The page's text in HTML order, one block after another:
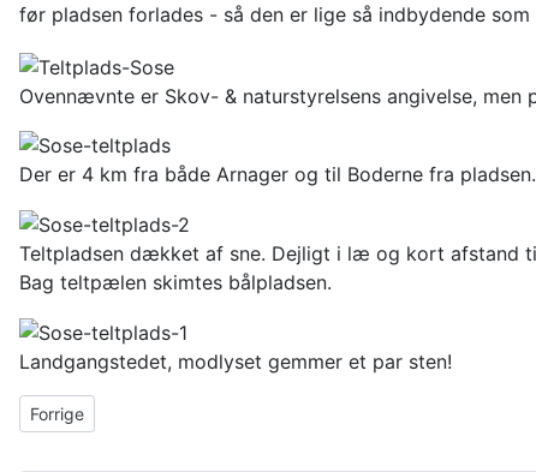
før pladsen forlades - så den er lige så indbydende
Ovennævnte er Skov- & naturstyrelsens angivelse,
Der er 4 km fra både Arnager og til Boderne fra pladsen.
Teltpladsen dækket af sne. Dejligt i læ og kort afstand
Bag teltpælen skimtes bålpladsen.
Landgangstedet, modlyset gemmer et par sten!
Forrige artikel: Fuglereservat Nexø
Forrige